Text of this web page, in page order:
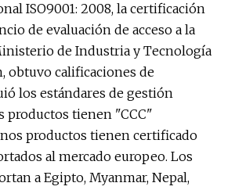
ISO9001: 2008, la certificación
de evaluación de acceso a la
de Industria y Tecnología
obtuvo calificaciones de
los estándares de gestión
productos tienen "CCC"
productos tienen certificado
al mercado europeo. Los
a Egipto, Myanmar, Nepal,